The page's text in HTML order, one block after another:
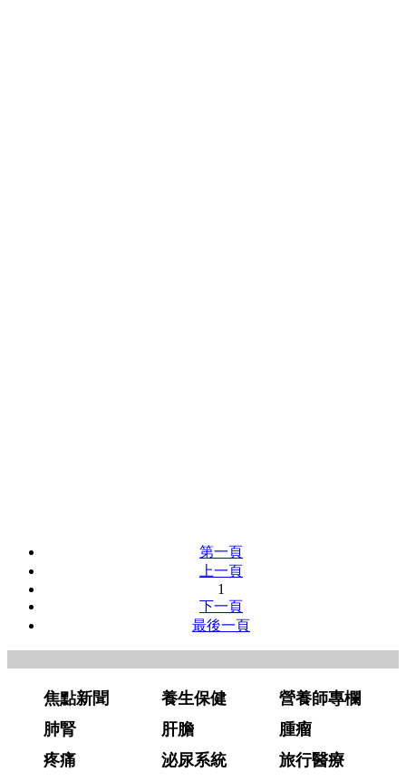
第一頁
上一頁
1
下一頁
最後一頁
焦點新聞 養生保健
營養師專欄
肺腎
肝膽
腫瘤
疼痛
泌尿系統
旅行醫療